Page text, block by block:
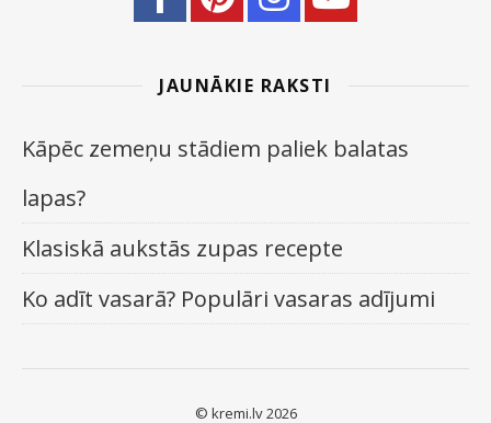
JAUNĀKIE RAKSTI
Kāpēc zemeņu stādiem paliek balatas
lapas?
Klasiskā aukstās zupas recepte
Ko adīt vasarā? Populāri vasaras adījumi
© kremi.lv 2026